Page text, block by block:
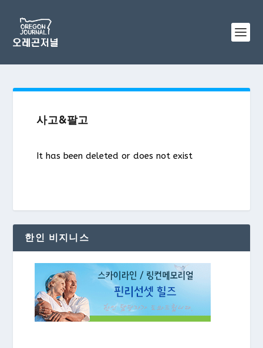
사고&팔고
It has been deleted or does not exist
한인 비지니스